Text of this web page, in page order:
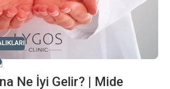
Ne İyi Gelir? | Mide